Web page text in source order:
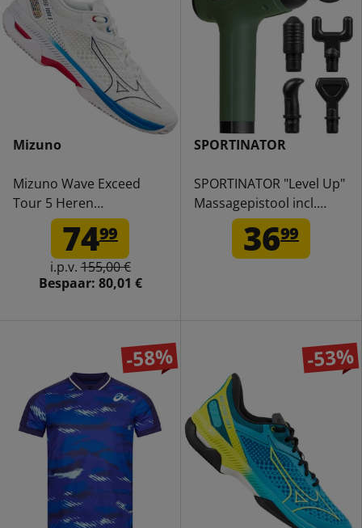
Mizuno
Mizuno Wave Exceed
Tour 5 Heren
Tennisschoenen
61GC2278-13
7499
i.p.v.155,00 €
Bespaar: 80,01 €
SPORTINATOR
SPORTINATOR "Level Up"
Massagepistool incl.
accessoires groen
3699
-58% -53%